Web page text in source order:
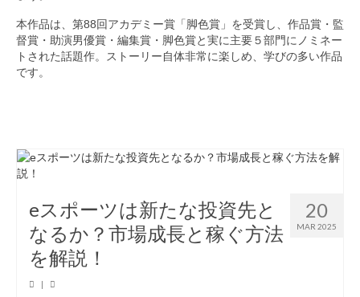
本作品は、第88回アカデミー賞「脚色賞」を受賞し、作品賞・監
督賞・助演男優賞・編集賞・脚色賞と実に主要５部門にノミネー
トされた話題作。ストーリー自体非常に楽しめ、学びの多い作品
です。
20
MAR 2025
eスポーツは新たな投資先と
なるか？市場成長と稼ぐ方法
を解説！
|